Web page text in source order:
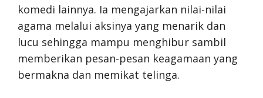
komedi lainnya. Ia mengajarkan nilai-nilai
agama melalui aksinya yang menarik dan
lucu sehingga mampu menghibur sambil
memberikan pesan-pesan keagamaan yang
bermakna dan memikat telinga.